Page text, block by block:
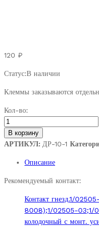
120 ₽
Статус:В наличии
Клеммы заказываются
Колодка
без
клемм
держателя
реле
крепёжными
ушками.
Кол-во:
В корзину
АРТИКУЛ: ДР-10-1
Описание
Рекомендуемый контакт:
Контакт гнезд.1/
8008);1/02505-03;1/
колодочный с монт.